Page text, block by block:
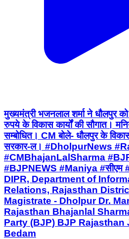
मुख्यमंत्री भजनलाल शर्मा ने धौलपुर
रुपये के विकास कार्यों की सौगात।
सम्बोधित। CM बोले- धौलपुर के
सरकार-ल। #DholpurNews
#CMBhajanLalSharma
#BJPNEWS #Maniya #सीएम
DIPR, Department of
Relations, Rajasthan
Magistrate - Dholpur Dr.
Rajasthan Bhajanlal
Party (BJP) BJP Rajasthan
Bedam